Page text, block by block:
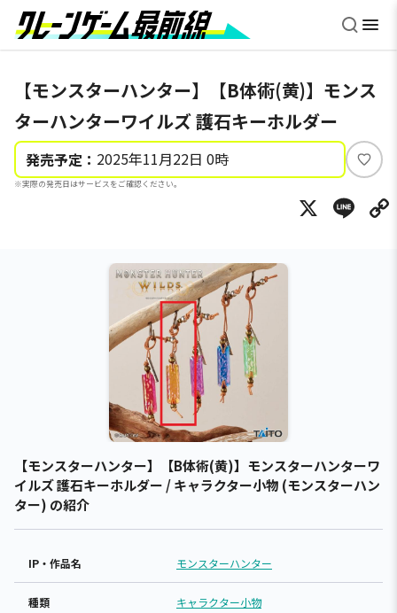
【モンスターハンター】【B体術(黄)】モンス
ターハンターワイルズ 護石キーホルダー
発売予定： 2025年11月22日 0時
※実際の発売日はサービスをご確認ください。
い
ね
X
【モンスターハンター】【B体術(黄)】モンスターハンターワ
イルズ 護石キーホルダー / キャラクター小物 (モンスターハン
ター) の紹介
IP・作品名 モンスターハンター
種類 キャラクター小物